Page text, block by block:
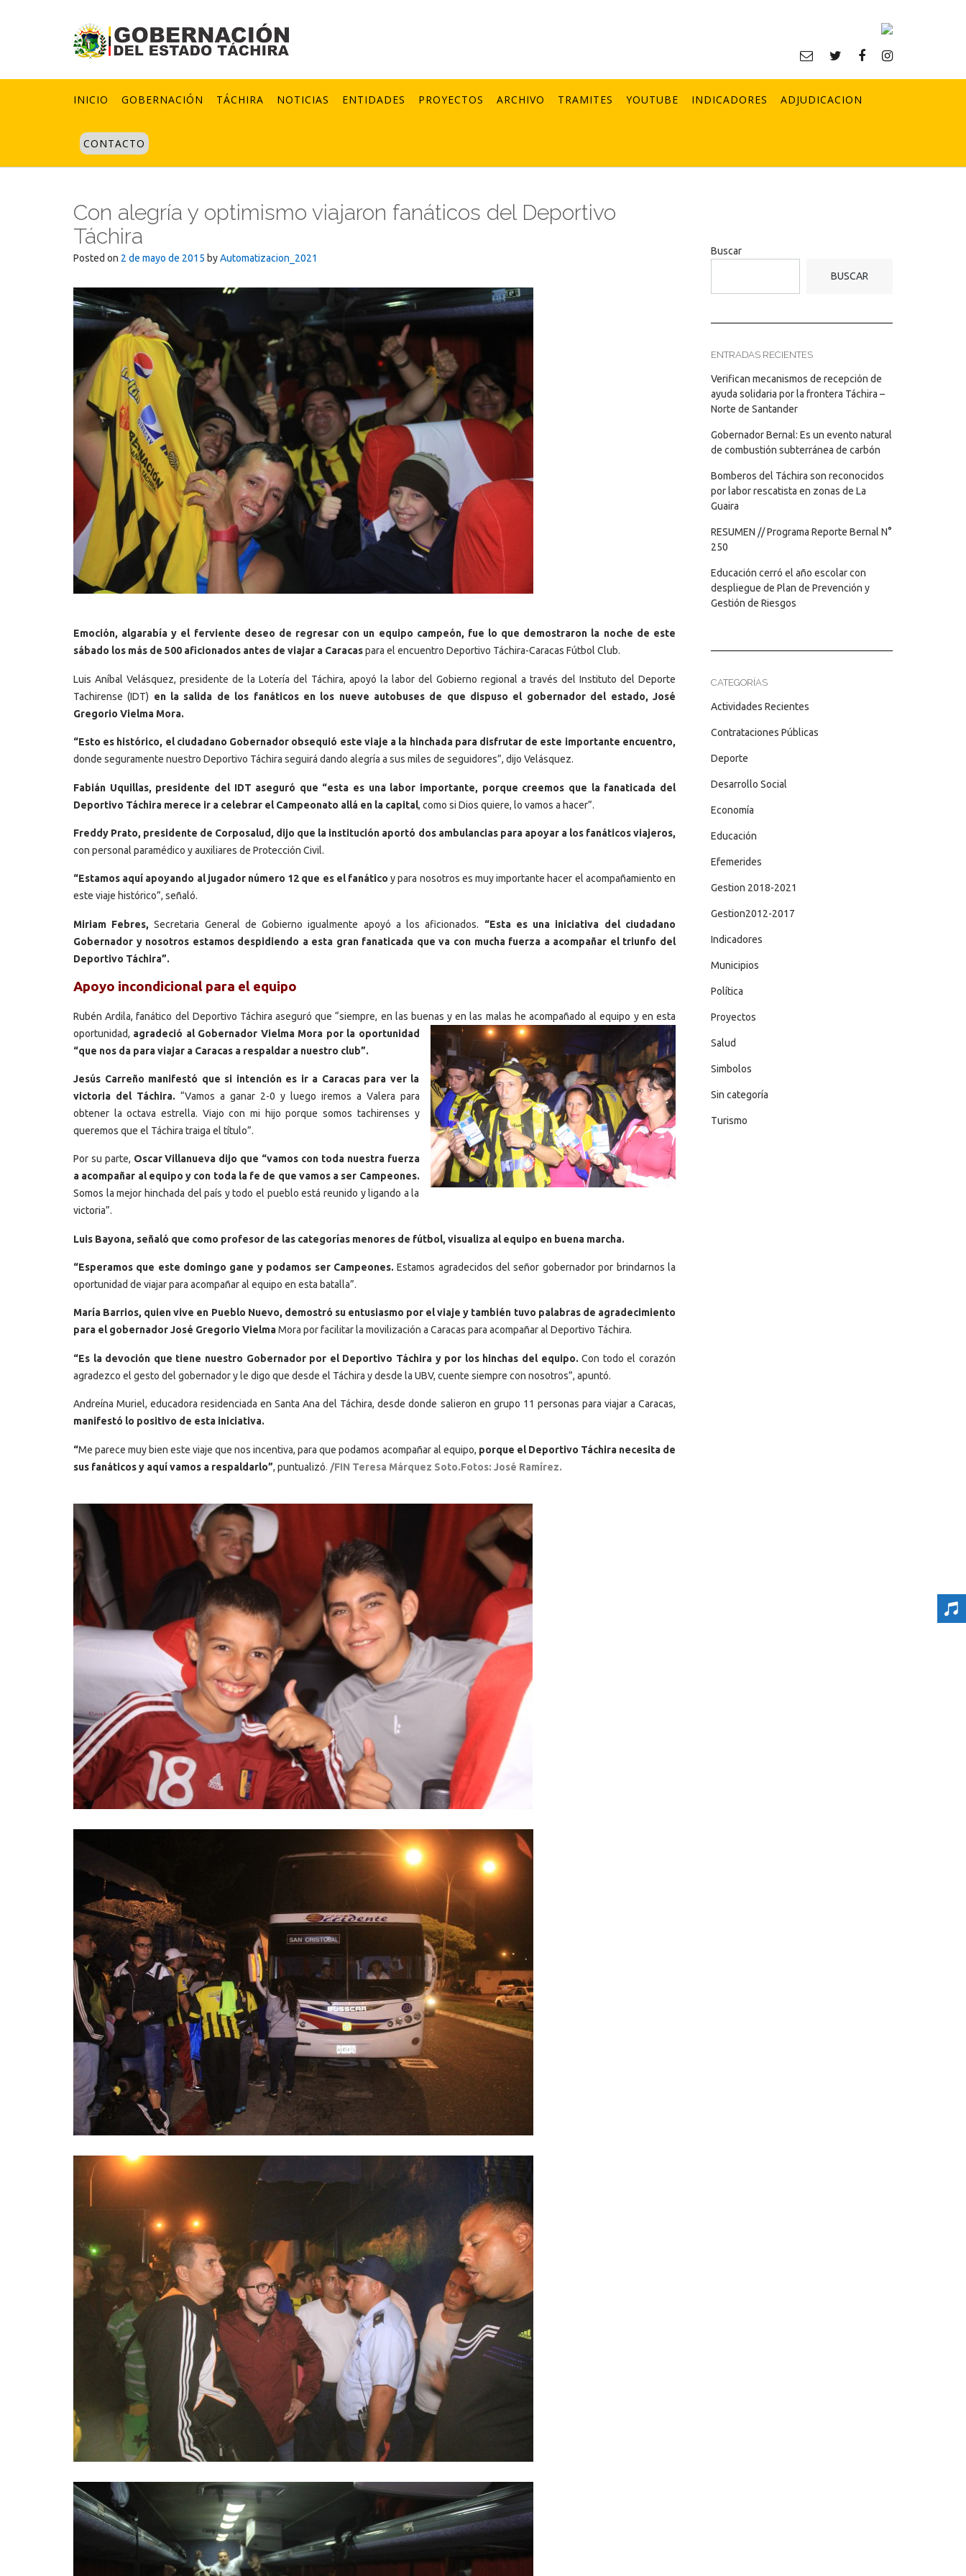
INICIO GOBERNACIÓN TÁCHIRA NOTICIAS ENTIDADES PROYECTOS ARCHIVO TRAMITES YOUTUBE INDICADORES ADJUDICACION
CONTACTO
Con alegría y optimismo viajaron fanáticos del Deportivo
Táchira
Posted on 2 de mayo de 2015 byAutomatizacion_2021
Emoción, algarabía y el ferviente deseo de regresar con un equipo campeón, fue lo que demostraron la noche de este
sábado los más de 500 aficionados antes de viajar a Caracaspara el encuentro Deportivo Táchira-Caracas Fútbol Club.
Luis Aníbal Velásquez, presidente de la Lotería del Táchira, apoyó la labor del Gobierno regional a través del Instituto del Deporte
Tachirense (IDT) en la salida de los fanáticos en los nueve autobuses de que dispuso el gobernador del estado, José
Gregorio Vielma Mora.
“Esto es histórico, el ciudadano Gobernador obsequió este viaje a la hinchada para disfrutar de este importante encuentro,
donde seguramente nuestro Deportivo Táchira seguirá dando alegría a sus miles de seguidores”, dijo Velásquez.
Fabián Uquillas, presidente del IDT aseguró que “esta es una labor importante, porque creemos que la fanaticada del
Deportivo Táchira merece ir a celebrar el Campeonato allá en la capital, como si Dios quiere, lo vamos a hacer”.
Freddy Prato, presidente de Corposalud, dijo que la institución aportó dos ambulancias para apoyar a los fanáticos viajeros,
con personal paramédico y auxiliares de Protección Civil.
“Estamos aquí apoyando al jugador número 12 que es el fanático y para nosotros es muy importante hacer el acompañamiento en
este viaje histórico”, señaló.
Miriam Febres, Secretaria General de Gobierno igualmente apoyó a los aficionados. “Esta es una iniciativa del ciudadano
Gobernador y nosotros estamos despidiendo a esta gran fanaticada que va con mucha fuerza a acompañar el triunfo del
Deportivo Táchira”.
Apoyo incondicional para el equipo
Rubén Ardila, fanático del Deportivo Táchira aseguró que “siempre, en las buenas y en las malas he acompañado al equipo y en esta
oportunidad, agradeció al Gobernador Vielma Mora por la oportunidad
“que nos da para viajar a Caracas a respaldar a nuestro club”.
Jesús Carreño manifestó que si intención es ir a Caracas para ver la
victoria del Táchira. “Vamos a ganar 2-0 y luego iremos a Valera para
obtener la octava estrella. Viajo con mi hijo porque somos tachirenses y
queremos que el Táchira traiga el título”.
Por su parte, Oscar Villanueva dijo que “vamos con toda nuestra fuerza
a acompañar al equipo y con toda la fe de que vamos a ser Campeones.
Somos la mejor hinchada del país y todo el pueblo está reunido y ligando a la
victoria”.
Luis Bayona, señaló que como profesor de las categorías menores de fútbol, visualiza al equipo en buena marcha.
“Esperamos que este domingo gane y podamos ser Campeones. Estamos agradecidos del señor gobernador por brindarnos la
oportunidad de viajar para acompañar al equipo en esta batalla”.
María Barrios, quien vive en Pueblo Nuevo, demostró su entusiasmo por el viaje y también tuvo palabras de agradecimiento
para el gobernador José Gregorio VielmaMora por facilitar la movilización a Caracas para acompañar al Deportivo Táchira.
“Es la devoción que tiene nuestro Gobernador por el Deportivo Táchira y por los hinchas del equipo. Con todo el corazón
agradezco el gesto del gobernador y le digo que desde el Táchira y desde la UBV, cuente siempre con nosotros”, apuntó.
Andreína Muriel, educadora residenciada en Santa Ana del Táchira, desde donde salieron en grupo 11 personas para viajar a Caracas,
manifestó lo positivo de esta iniciativa.
“Me parece muy bien este viaje que nos incentiva, para que podamos acompañar al equipo, porque el Deportivo Táchira necesita de
sus fanáticos y aquí vamos a respaldarlo”, puntualizó. /FIN Teresa Márquez Soto.Fotos: José Ramírez.
Buscar
BUSCAR
ENTRADAS RECIENTES
Verifican mecanismos de recepción de
ayuda solidaria por la frontera Táchira –
Norte de Santander
Gobernador Bernal: Es un evento natural
de combustión subterránea de carbón
Bomberos del Táchira son reconocidos
por labor rescatista en zonas de La
Guaira
RESUMEN // Programa Reporte Bernal N°
250
Educación cerró el año escolar con
despliegue de Plan de Prevención y
Gestión de Riesgos
CATEGORÍAS
Actividades Recientes
Contrataciones Públicas
Deporte
Desarrollo Social
Economía
Educación
Efemerides
Gestion 2018-2021
Gestion2012-2017
Indicadores
Municipios
Política
Proyectos
Salud
Simbolos
Sin categoría
Turismo